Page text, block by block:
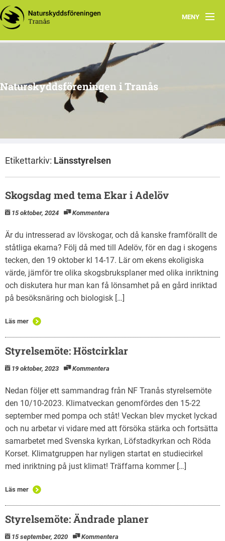
MENY
Hem
Naturskyddsföreningen i Tranås
Etikettarkiv: Länsstyrelsen
Skogsdag med tema Ekar i Adelöv
15 oktober, 2024 Kommentera
Är du intresserad av lövskogar, och då kanske framförallt de
ståtliga ekarna? Följ då med till Adelöv, för en dag i skogens
tecken, den 19 oktober kl 14-17. Lär om ekens ekoligiska
värde, jämför tre olika skogsbruksplaner med olika inriktning
och diskutera hur man kan få lönsamhet på en gård inriktad
på besöksnäring och biologisk […]
Läs mer
Styrelsemöte: Höstcirklar
19 oktober, 2023 Kommentera
Nedan följer ett sammandrag från NF Tranås styrelsemöte
den 10/10-2023. Klimatveckan genomfördes den 15-22
september med pompa och ståt! Veckan blev mycket lyckad
och nu arbetar vi vidare med att försöka stärka och fortsätta
samarbetet med Svenska kyrkan, Löfstadkyrkan och Röda
Korset. Klimatgruppen har nyligen startat en studiecirkel
med inriktning på just klimat! Träffarna kommer […]
Läs mer
Styrelsemöte: Ändrade planer
15 september, 2020 Kommentera